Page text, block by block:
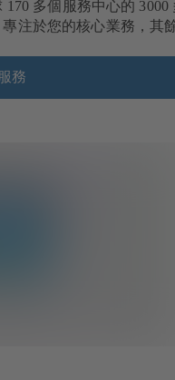
多個服務中心的 3000
注於您的核心業務，其
務